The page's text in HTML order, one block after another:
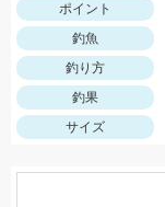
ポイント
釣魚
釣り方
釣果
サイズ